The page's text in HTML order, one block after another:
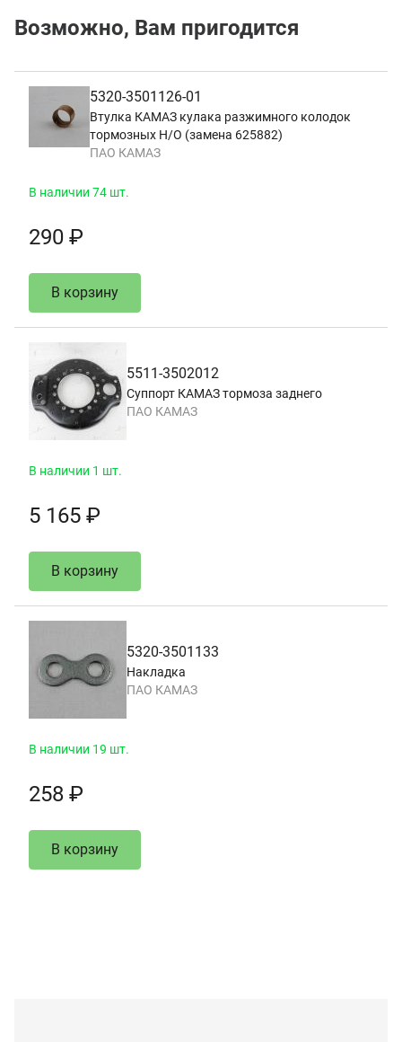
Возможно, Вам пригодится
5320-3501126-01
Втулка КАМАЗ кулака разжимного колодок
тормозных Н/О (замена 625882)
ПАО КАМАЗ
В наличии 74 шт.
290 ₽
В корзину
5511-3502012
Суппорт КАМАЗ тормоза заднего
ПАО КАМАЗ
В наличии 1 шт.
5 165 ₽
В корзину
5320-3501133
Накладка
ПАО КАМАЗ
В наличии 19 шт.
258 ₽
В корзину